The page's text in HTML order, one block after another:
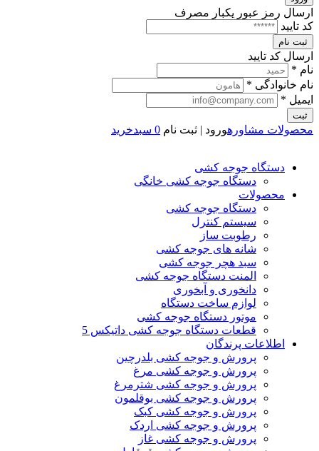
ارسال رمز عبور یکبار مصرف
کد تایید
ثبت نام
ارسال کد تایید
نام *
نام خانوادگی *
ایمیل *
ثبت
محصولات مشاورهورود | ثبت نام 0 سبدخرید
دستگاه جوجه کشی
دستگاه جوجه کشی خانگی
محصولات
دستگاه جوجه کشی
سیستم کنترل
رطوبت ساز
شانه های جوجه کشی
سبد هچر جوجه کشی
المنت دستگاه جوجه کشی
دانخوری و آبخوری
لوازم ساخت دستگاه
موتور دستگاه جوجه کشی
قطعات دستگاه جوجه کشی داتیکس 5
اطلاعات پرندگان
پرورش و جوجه کشی بلدرچین
پرورش و جوجه کشی مرغ
پرورش و جوجه کشی شترمرغ
پرورش و جوجه کشی بوقلمون
پرورش و جوجه کشی کبک
پرورش و جوجه کشی اردک
پرورش و جوجه کشی غاز